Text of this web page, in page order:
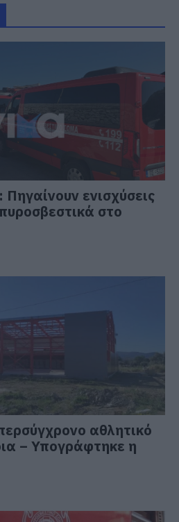
ενισχύσεις
στο
αθλητικό
– Υπογράφτηκε η